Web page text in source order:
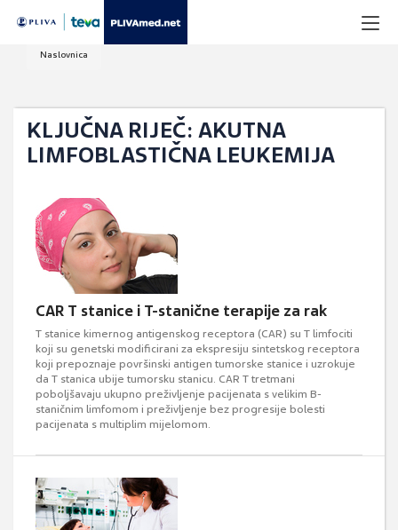
Naslovnica
KLJUČNA RIJEČ: AKUTNA
LIMFOBLASTIČNA LEUKEMIJA
CAR T stanice i T-stanične terapije za rak
T stanice kimernog antigenskog receptora (CAR) su T limfociti
koji su genetski modificirani za ekspresiju sintetskog receptora
koji prepoznaje površinski antigen tumorske stanice i uzrokuje
da T stanica ubije tumorsku stanicu. CAR T tretmani
poboljšavaju ukupno preživljenje pacijenata s velikim B-
staničnim limfomom i preživljenje bez progresije bolesti
pacijenata s multiplim mijelomom.